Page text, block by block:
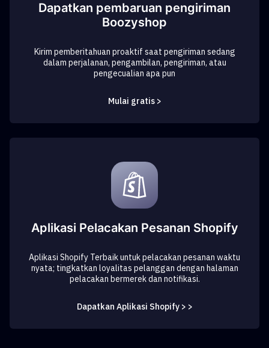
Dapatkan pembaruan pengiriman
Boozyshop
Kirim pemberitahuan proaktif saat pengiriman sedang
dalam perjalanan, pengambilan, pengiriman, atau
pengecualian apa pun
Mulai gratis >
Aplikasi Pelacakan Pesanan Shopify
Aplikasi Shopify Terbaik untuk pelacakan pesanan waktu
nyata; tingkatkan loyalitas pelanggan dengan halaman
pelacakan bermerek dan notifikasi.
Dapatkan Aplikasi Shopify > >